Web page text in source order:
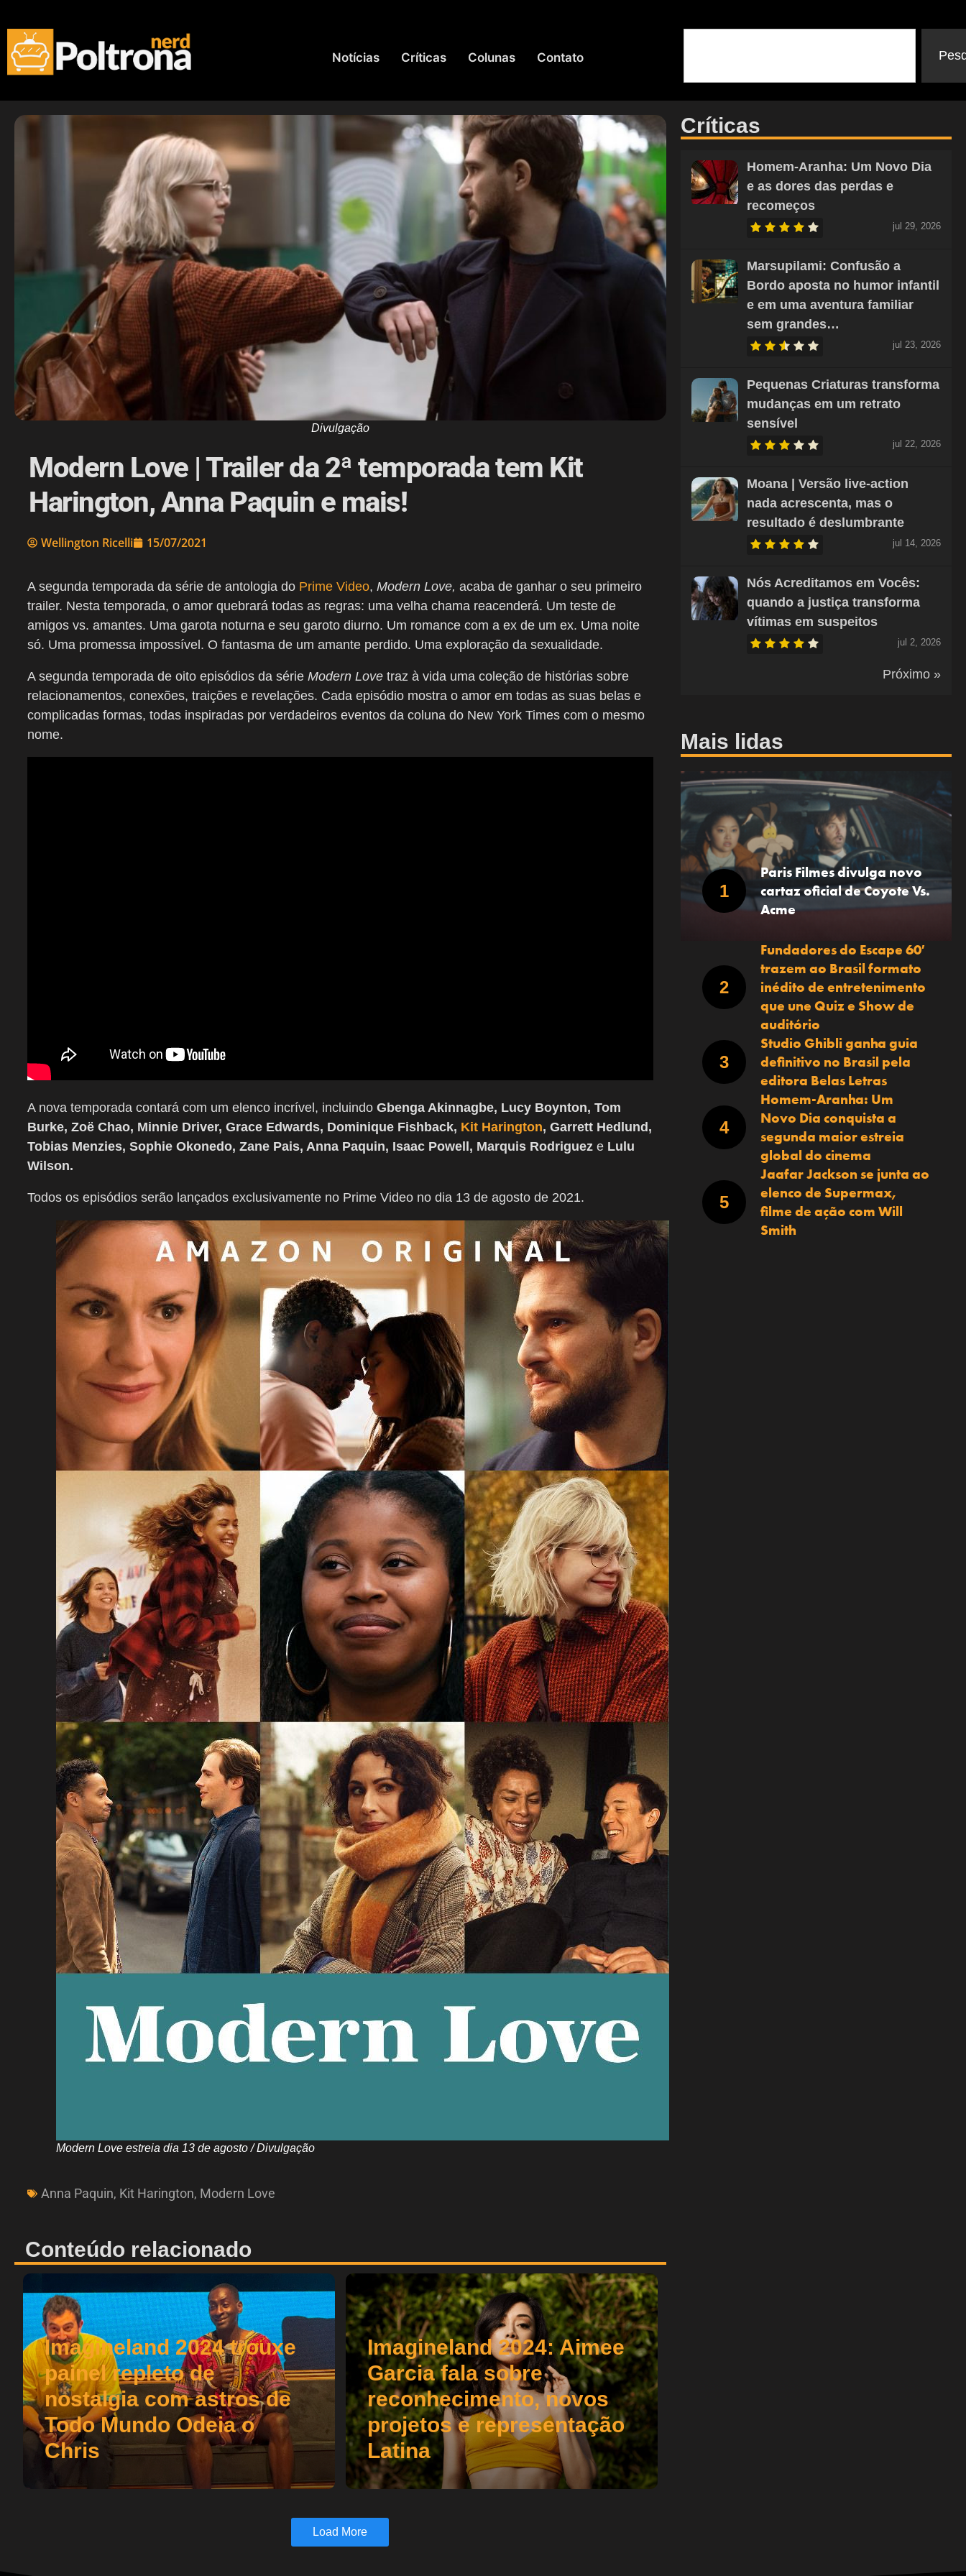
Notícias Críticas Colunas Contato
Divulgação
Modern Love | Trailer da 2ª temporada tem Kit
Harington, Anna Paquin e mais!
Wellington Ricelli 15/07/2021
A segunda temporada da série de antologia do Prime Video, Modern Love, acaba de ganhar o seu primeiro
trailer. Nesta temporada, o amor quebrará todas as regras: uma velha chama reacenderá. Um teste de
amigos vs. amantes. Uma garota noturna e seu garoto diurno. Um romance com a ex de um ex. Uma noite
só. Uma promessa impossível. O fantasma de um amante perdido. Uma exploração da sexualidade.
A segunda temporada de oito episódios da série Modern Love traz à vida uma coleção de histórias sobre
relacionamentos, conexões, traições e revelações. Cada episódio mostra o amor em todas as suas belas e
complicadas formas, todas inspiradas por verdadeiros eventos da coluna do New York Times com o mesmo
nome.
A nova temporada contará com um elenco incrível, incluindo Gbenga Akinnagbe, Lucy Boynton, Tom
Burke, Zoë Chao, Minnie Driver, Grace Edwards, Dominique Fishback, Kit Harington, Garrett Hedlund,
Tobias Menzies, Sophie Okonedo, Zane Pais, Anna Paquin, Isaac Powell, Marquis Rodriguez e Lulu
Wilson.
Todos os episódios serão lançados exclusivamente no Prime Video no dia 13 de agosto de 2021.
Modern Love estreia dia 13 de agosto / Divulgação
Anna Paquin, Kit Harington, Modern Love
Conteúdo relacionado
Imagineland 2024 trouxe
painel repleto de
nostalgia com astros de
Todo Mundo Odeia o
Chris
Imagineland 2024: Aimee
Garcia fala sobre
reconhecimento, novos
projetos e representação
Latina
Load More
Críticas
Homem-Aranha: Um Novo Dia
e as dores das perdas e
recomeços
jul 29, 2026
Marsupilami: Confusão a
Bordo aposta no humor infantil
e em uma aventura familiar
sem grandes…
jul 23, 2026
Pequenas Criaturas transforma
mudanças em um retrato
sensível
jul 22, 2026
Moana | Versão live-action
nada acrescenta, mas o
resultado é deslumbrante
jul 14, 2026
Nós Acreditamos em Vocês:
quando a justiça transforma
vítimas em suspeitos
jul 2, 2026
Próximo »
Mais lidas
Paris Filmes divulga novo
cartaz oficial de Coyote Vs.
Acme
Fundadores do Escape 60′
trazem ao Brasil formato
inédito de entretenimento
que une Quiz e Show de
auditório
Studio Ghibli ganha guia
definitivo no Brasil pela
editora Belas Letras
Homem-Aranha: Um
Novo Dia conquista a
segunda maior estreia
global do cinema
Jaafar Jackson se junta ao
elenco de Supermax,
filme de ação com Will
Smith